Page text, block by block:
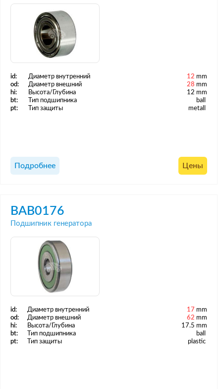
id: Диаметр внутренний 12 mm
od:
Диаметр внешний 28 mm
hi:
Высота/Глубина
12 mm
bt:
Тип подшипника
ball
pt:
Тип защиты metall
Подробнее Цены
BAB0176
Подшипник генератора
id: Диаметр внутренний 17 mm
od:
Диаметр внешний 62 mm
hi:
Высота/Глубина
17.5 mm
bt:
Тип подшипника
ball
pt:
Тип защиты plastic